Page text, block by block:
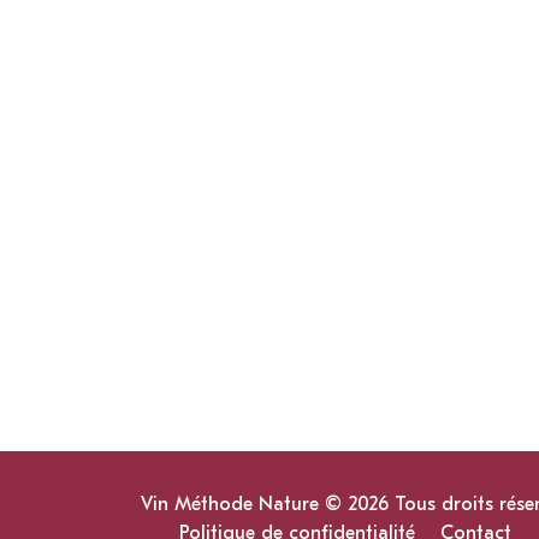
Vin Méthode Nature © 2026 Tous droits
Politique de confidentialité
Contact